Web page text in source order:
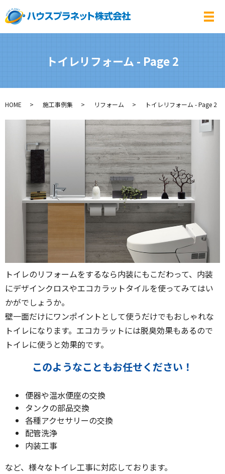
メ
トイレリフォーム - Page 2
HOME 施工事例集 リフォーム トイレリフォーム - Page 2
トイレのリフォームをするなら内装にもこだわって、内装
にデザインクロスやエコカラットタイルを使ってみてはい
かがでしょうか。
壁一面だけにワンポイントとして使うだけでもおしゃれな
トイレになります。エコカラットには脱臭効果もあるので
トイレに使うと効果的です。
このようなこともお任せください！
便器や温水便座の交換
タンクの部品交換
各種アクセサリーの交換
配管洗浄
内装工事
など、様々なトイレ工事に対応しております。